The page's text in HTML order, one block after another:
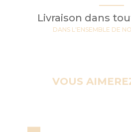
Livraison dans
DANS L'ENSEMBLE DE
VOUS